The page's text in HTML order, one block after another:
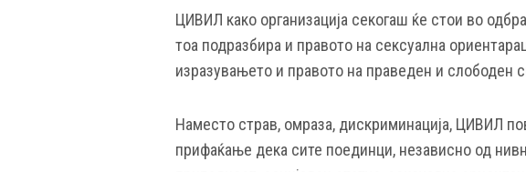
ЦИВИЛ како организација секогаш ќе стои во
тоа подразбира и правото на сексуална
изразувањето и правото на праведен и слободен
Наместо страв, омраза, дискриминација, ЦИВИЛ
прифаќање дека сите поединци, независно од